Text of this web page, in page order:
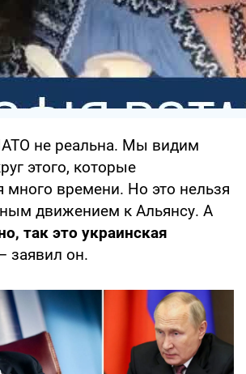
не реальна. Мы видим
этого, которые
много времени. Но это нельзя
движением к Альянсу. А
так это украинская
заявил он.